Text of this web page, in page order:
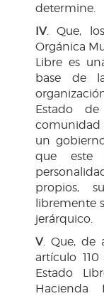
determine.
IV. Que,
Orgánica
Libre es
base de
Estado
comunidad
un
que este
propios,
libremente
jerárquico.
V. Que, de
artículo
Estado